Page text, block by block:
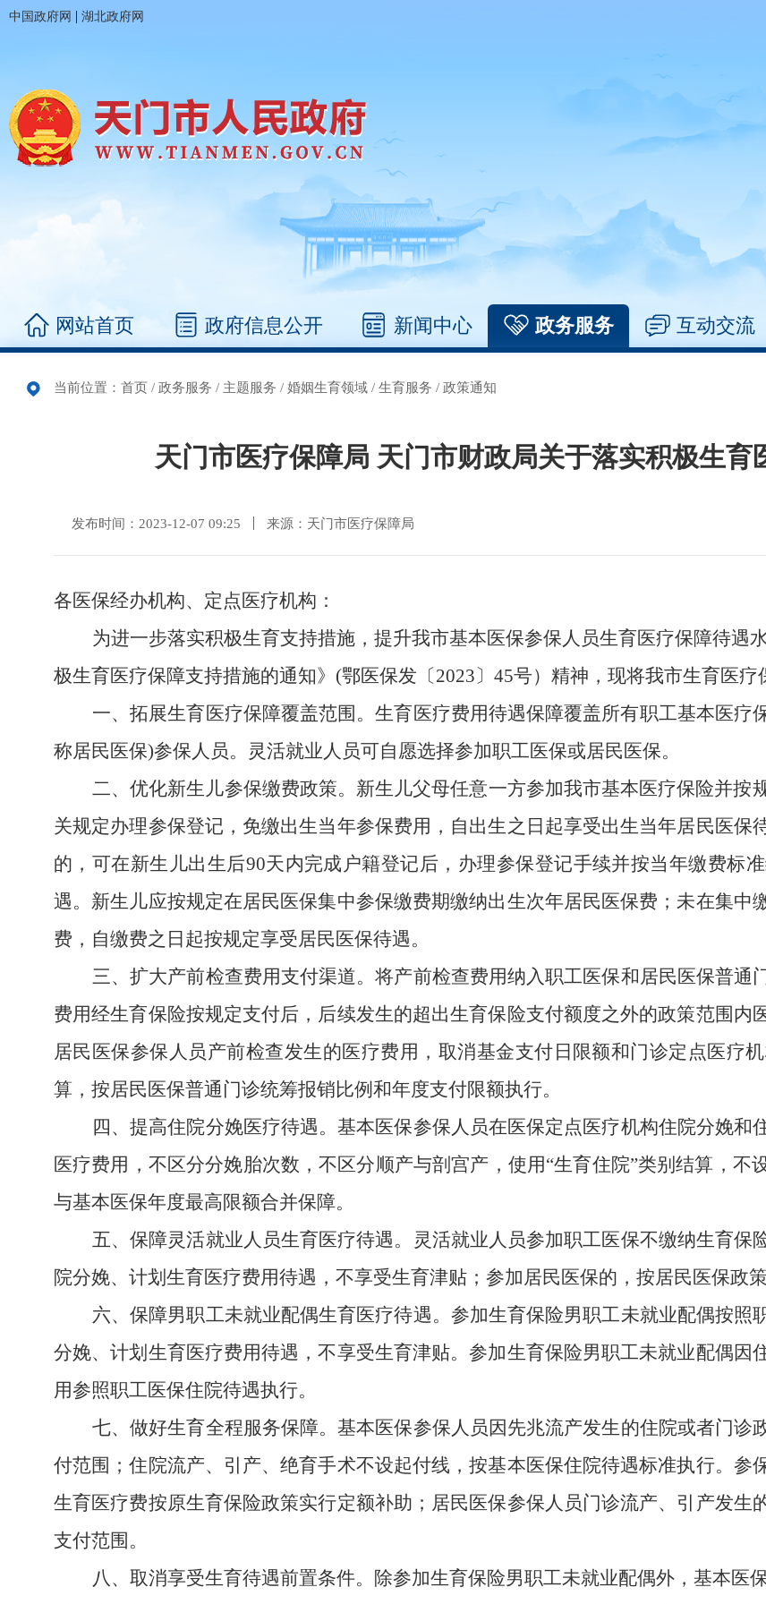
中国政府网 | 湖北政府网
网站首页 政府信息公开 新闻中心 政务服务 互动交流
当前位置： 首页 / 政务服务 / 主题服务 / 婚姻生育领域 / 生育服务 / 政策通知
天门市医疗保障局 天门市财政局关于落实积极生育
发布时间：2023-12-07 09:25 来源：天门市医疗保障局
各医保经办机构、定点医疗机构：
为进一步落实积极生育支持措施，提升我市基本医保参保人员生育医疗保障待遇
极生育医疗保障支持措施的通知》 (鄂医保发〔2023〕45号） 精神 ，现将我市生育医疗
一、拓展生育医疗保障覆盖范围。生育医疗费用待遇保障覆盖所有职工基本医疗
称居民医保)参保人员。灵活就业人员可自愿选择参加职工医保或居民医保。
二、优化新生儿参保缴费政策。 新生儿父母任意一方参加我市基本医疗保险并按
关规定办理参保登记，免缴出生当年参保费用，自出生之日起享受出生当年居民医保
的，可在新生儿出生后90天内完成户籍登记后，办理参保登记手续并按当年缴费标
遇。新生儿应按规定在居民医保集中参保缴费期缴纳出生次年居民医保费；未在集中
费，自缴费之日起按规定享受居民医保待遇。
三、扩大产前检查费用支付渠道。将产前检查费用纳入职工医保和居民医保普
费用经生育保险按规定支付后，后续发生的超出生育保险支付额度之外的政策范围内
居民医保参保人员产前检查发生的医疗费用，取消基金支付日限额和门诊定点医疗
算， 按居民医保普通门诊统筹报销比例和年度支付限额执行。
四、提高住院分娩医疗待遇。基本医保参保人员在医保定点医疗机构住院分娩
医疗费用，不区分分娩胎次数，不区分顺产与剖宫产，使用“生育住院”类别结算，不
与基本医保年度最高限额合并保障。
五、保障灵活就业人员生育医疗待遇。
灵活就业人员参加职工医保不缴纳生育保
院分娩、计划生育医疗费用待遇，不享受生育津贴；参加居民医保的，按居民医保政
六、保障男职工未就业配偶生育医疗待遇。 参加生育保险男职工未就业配偶按照
分娩、计划生育医疗费用待遇，不享受生育津贴。参加生育保险男职工未就业配偶因
用参照职工医保住院待遇执行。
七、做好生育全程服务保障。基本医保参保人员因先兆流产发生的住院或者门诊
付范围；住院流产、引产、绝育手术不设起付线，按基本医保住院待遇标准执行。参
生育医疗费按原生育保险政策实行定额补助； 居民医保参保人员门诊流产、引产发生
支付范围。
八、取消享受生育待遇前置条件。 除参加生育保险男职工未就业配偶外，基本医